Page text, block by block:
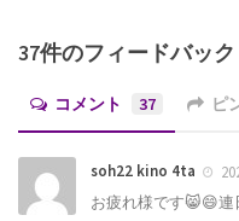
37件のフィードバック
コメント 37 ピ
soh22 kino 4ta
お疲れ様です😸😄連